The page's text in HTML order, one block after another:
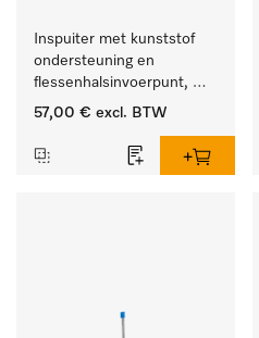
Inspuiter met kunststof
ondersteuning en
flessenhalsinvoerpunt,
ster, Ø 6, lengte 275 mm.
57,00 € excl. BTW